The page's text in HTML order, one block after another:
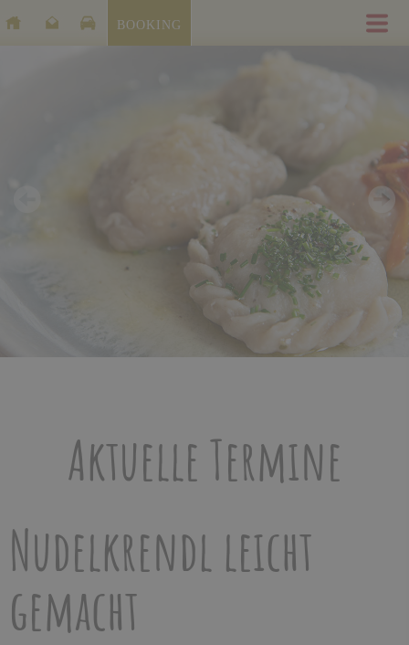
BOOKING
Aktuelle Termine
Nudelkrendl leicht
gemacht